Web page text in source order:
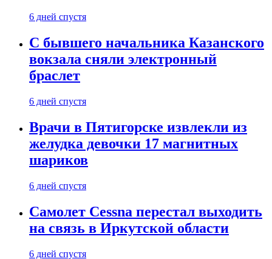
6 дней спустя
С бывшего начальника Казанского
вокзала сняли электронный
браслет
6 дней спустя
Врачи в Пятигорске извлекли из
желудка девочки 17 магнитных
шариков
6 дней спустя
Самолет Cessna перестал выходить
на связь в Иркутской области
6 дней спустя